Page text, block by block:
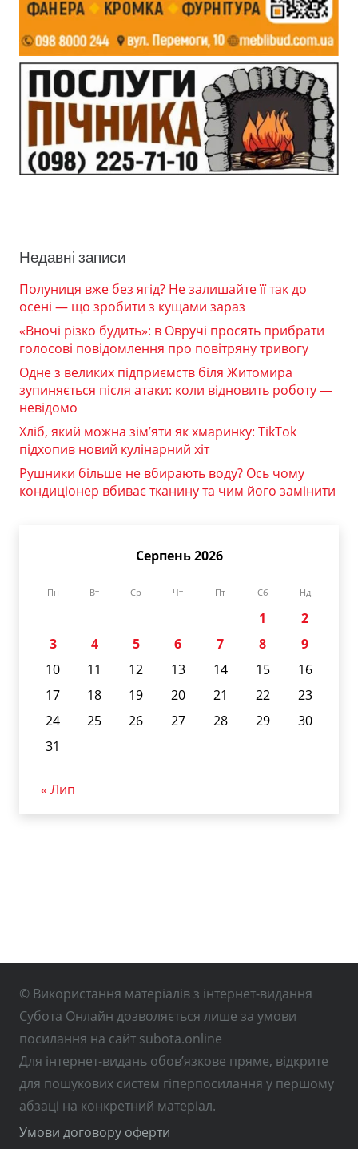
Недавні записи
Полуниця вже без ягід? Не залишайте її так до
осені — що зробити з кущами зараз
«Вночі різко будить»: в Овручі просять прибрати
голосові повідомлення про повітряну тривогу
Одне з великих підприємств біля Житомира
зупиняється після атаки: коли відновить роботу —
невідомо
Хліб, який можна зім’яти як хмаринку: TikTok
підхопив новий кулінарний хіт
Рушники більше не вбирають воду? Ось чому
кондиціонер вбиває тканину та чим його замінити
Серпень 2026
Пн Вт Ср Чт Пт Сб Нд
1
2
3
4 5 6 7 8
9
10
11 12 13 14 15
16
17
18 19 20 21 22
23
24
25 26 27 28 29
30
31
« Лип
© Використання матеріалів з інтернет-видання
Субота Онлайн дозволяється лише за умови
посилання на сайт subota.online
Для інтернет-видань обов’язкове пряме, відкрите
для пошукових систем гіперпосилання у першому
абзаці на конкретний матеріал.
Умови договору оферти